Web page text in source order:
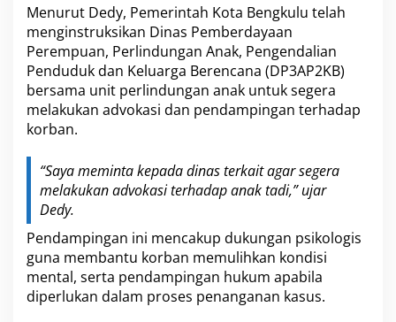
n
Menurut Dedy, Pemerintah Kota Bengkulu telah
menginstruksikan Dinas Pemberdayaan
Perempuan, Perlindungan Anak, Pengendalian
Penduduk dan Keluarga Berencana (DP3AP2KB)
bersama unit perlindungan anak untuk segera
melakukan advokasi dan pendampingan terhadap
korban.
“Saya meminta kepada dinas terkait agar segera
melakukan advokasi terhadap anak tadi,” ujar
Dedy.
Pendampingan ini mencakup dukungan psikologis
guna membantu korban memulihkan kondisi
mental, serta pendampingan hukum apabila
diperlukan dalam proses penanganan kasus.